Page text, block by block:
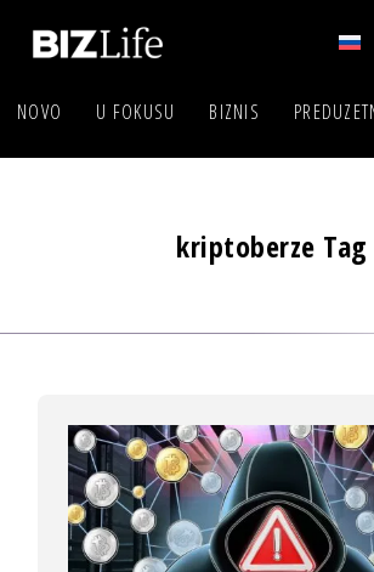
NOVO U FOKUSU BIZNIS
kriptoberze Tag